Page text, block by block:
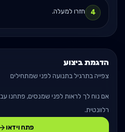
4 חזרו למעלה.
הדגמת ביצוע
צפייה בתרגיל בתנועה לפני שמתחילים
אם נוח לך לראות לפני שמנסים, פתחנו
רלוונטית.
פתח וידאו